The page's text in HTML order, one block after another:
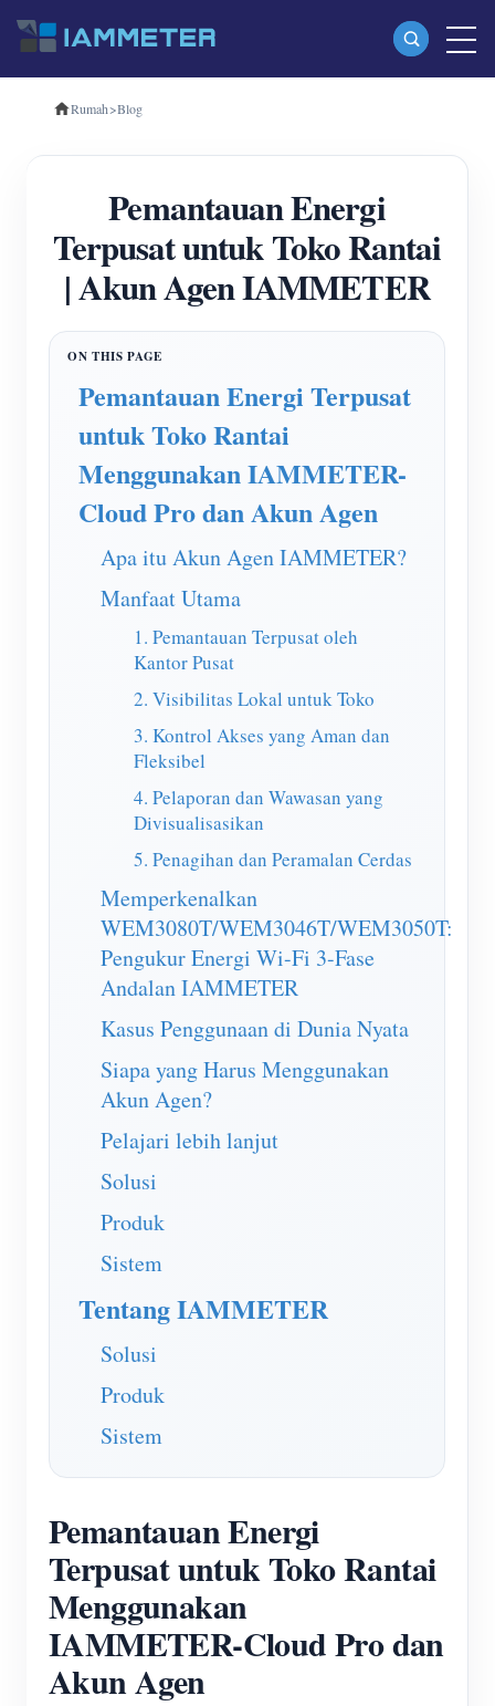
Produk
Pengukur Energi Wi-Fi Tiga Fase (WEM3080T)
Pengukur Energi Wi-Fi Tiga Fase (WEM3046T)
Pengukur Energi Wi-Fi Tiga Fase (WEM3050T)
Pengontrol Daya WiFi
Pengisi Daya EV
Simulator IAMMETER
Pengukur Virtual
Sistem Peramalan dan Simulasi Energi
Aplikasi
Sistem Kontrol Pemanas PV
Otomasi Rumah
Pemantauan Energi Pabrik
Sumber daya
Mulai Cepat Produk
Dokumen
Video Tutorial
FAQ
Berita
Blog
Masyarakat
Pengembang
Mengeksplorasi
Program Hadiah
Kontak
Tentang kami
Rumah>Blog
Pemantauan Energi
Terpusat untuk Toko Rantai
| Akun Agen IAMMETER
Pemantauan Energi Terpusat
untuk Toko Rantai
Menggunakan IAMMETER-
Cloud Pro dan Akun Agen
Apa itu Akun Agen IAMMETER?
Manfaat Utama
1. Pemantauan Terpusat oleh
Kantor Pusat
2. Visibilitas Lokal untuk Toko
3. Kontrol Akses yang Aman dan
Fleksibel
4. Pelaporan dan Wawasan yang
Divisualisasikan
5. Penagihan dan Peramalan Cerdas
Memperkenalkan
WEM3080T/WEM3046T/WEM3050T:
Pengukur Energi Wi-Fi 3-Fase
Andalan IAMMETER
Kasus Penggunaan di Dunia Nyata
Siapa yang Harus Menggunakan
Akun Agen?
Pelajari lebih lanjut
Solusi
Produk
Sistem
Tentang IAMMETER
Solusi
Produk
Sistem
Pemantauan Energi
Terpusat untuk Toko Rantai
Menggunakan
IAMMETER-Cloud Pro dan
Akun Agen